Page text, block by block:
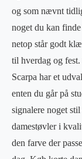
og som nævnt
noget du kan
netop står godt
til hverdag og
Scarpa har et
enten du går på
signalere noget
damestøvler i
den farve der